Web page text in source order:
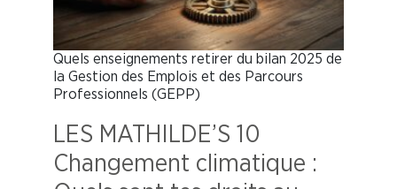
Quels enseignements retirer du bilan 2025 de
la Gestion des Emplois et des Parcours
Professionnels (GEPP)
LES MATHILDE’S 10
Changement climatique :